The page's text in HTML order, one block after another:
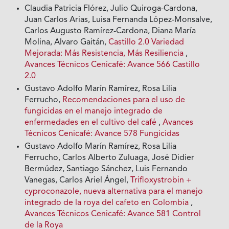
Claudia Patricia Flórez, Julio Quiroga-Cardona,
Juan Carlos Arias, Luisa Fernanda López-Monsalve,
Carlos Augusto Ramírez-Cardona, Diana María
Molina, Alvaro Gaitán,Castillo 2.0 Variedad
Mejorada: Más Resistencia, Más Resiliencia ,
Avances Técnicos Cenicafé: Avance 566 Castillo
2.0
Gustavo Adolfo Marín Ramírez, Rosa Lilia
Ferrucho, Recomendaciones para el uso de
fungicidas en el manejo integrado de
enfermedades en el cultivo del café ,Avances
Técnicos Cenicafé: Avance 578 Fungicidas
Gustavo Adolfo Marín Ramírez, Rosa Lilia
Ferrucho, Carlos Alberto Zuluaga, José Didier
Bermúdez, Santiago Sánchez, Luis Fernando
Vanegas, Carlos Ariel Ángel, Trifloxystrobin +
cyproconazole, nueva alternativa para el manejo
integrado de la roya del cafeto en Colombia ,
Avances Técnicos Cenicafé: Avance 581 Control
de la Roya